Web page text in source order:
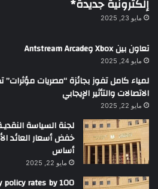
إلكترونية جديدة*
مايو 23, 2025
تعاون بين Xbox وAntstream Arcade
مايو 24, 2025
لمياء كامل تفوز بجائزة “مصريات مؤثرات”
الاتصالات والتأثير الإيجابي
مايو 22, 2025
لجنة السياسة
أساس
مايو 22, 2025
policy rates by 100